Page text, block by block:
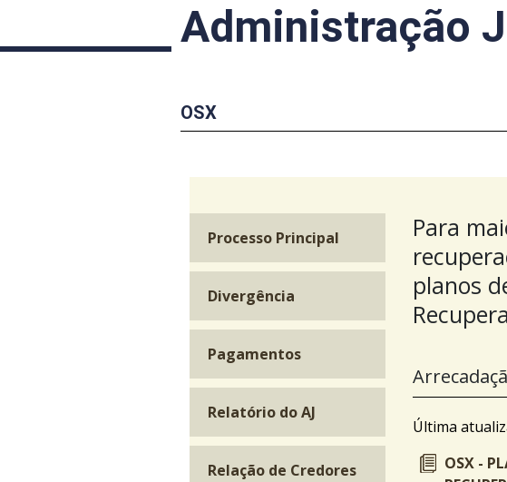
Administração
OSX
Processo Principal
Divergência
Pagamentos
Relatório do AJ
Relação de Credores
Para
planos
Última
OSX -